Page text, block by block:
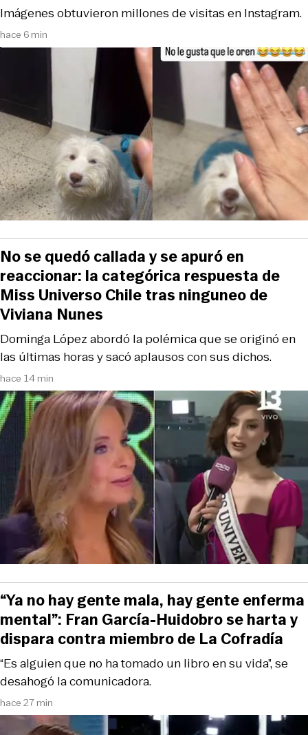
hace 6 min
Imágenes obtuvieron millones de visitas en Instagram.
hace 14 min
Dominga López abordó la polémica que se originó en
las últimas horas y sacó aplausos con sus dichos.
No se quedó callada y se apuró en
reaccionar: la categórica respuesta de
Miss Universo Chile tras ninguneo de
Viviana Nunes
hace 27 min
“Es alguien que no ha tomado un libro en su vida”, se
desahogó la comunicadora.
“Ya no hay gente mala, hay gente enferma
mental”: Fran García-Huidobro se harta y
dispara contra miembro de La Cofradía